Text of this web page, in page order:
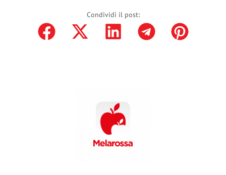
Condividi il post: